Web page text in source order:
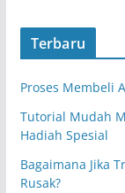
Terbaru
Proses Membeli
Tutorial Mudah
Hadiah Spesial
Bagaimana Jika
Rusak?